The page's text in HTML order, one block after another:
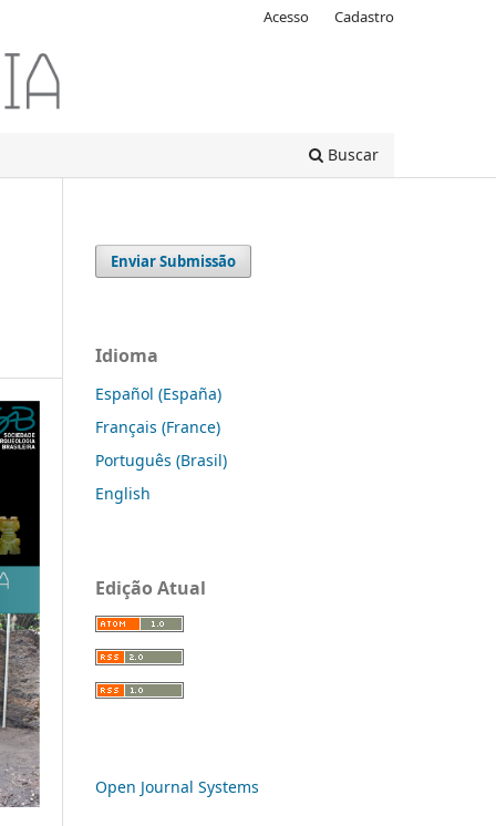
Buscar
Acesso Cadastro
Enviar Submissão
Idioma
Español (España)
Français (France)
Português (Brasil)
English
Edição Atual
Open Journal Systems